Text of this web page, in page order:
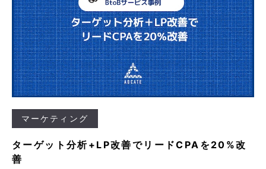
マーケティング
ターゲット分析+LP改善でリードCPAを20%改
善